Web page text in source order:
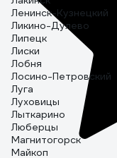
Ленинск-Кузнецкий
Ликино-Дулево
Липецк
Лиски
Лобня
Лосино-Петровский
Луга
Луховицы
Лыткарино
Люберцы
Магнитогорск
Майкоп